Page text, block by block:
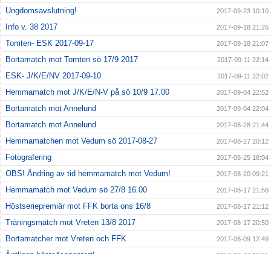
Ungdomsavslutning! 2017-09-23 10:10
Info v. 38 2017 2017-09-18 21:26
Tomten- ESK 2017-09-17 2017-09-18 21:07
Bortamatch mot Tomten sö 17/9 2017 2017-09-11 22:14
ESK- J/K/E/NV 2017-09-10 2017-09-11 22:02
Hemmamatch mot J/K/E/N-V på sö 10/9 17.00 2017-09-04 22:52
Bortamatch mot Annelund 2017-09-04 22:04
Bortamatch mot Annelund 2017-08-28 21:44
Hemmamatchen mot Vedum sö 2017-08-27 2017-08-27 20:12
Fotografering 2017-08-25 18:04
OBS! Ändring av tid hemmamatch mot Vedum! 2017-08-20 09:21
Hemmamatch mot Vedum sö 27/8 16.00 2017-08-17 21:56
Höstseriepremiär mot FFK borta ons 16/8 2017-08-17 21:12
Träningsmatch mot Vreten 13/8 2017 2017-08-17 20:50
Bortamatcher mot Vreten och FFK 2017-08-09 12:49